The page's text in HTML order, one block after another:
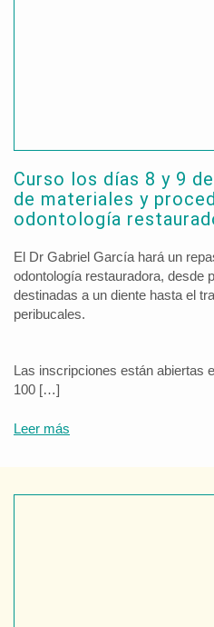
Curso los días 8 y 9
de materiales y
odontología
El Dr Gabriel García hará un
odontología restauradora, desde
destinadas a un diente hasta el
peribucales.
Las inscripciones están abiertas
100 […]
Leer más